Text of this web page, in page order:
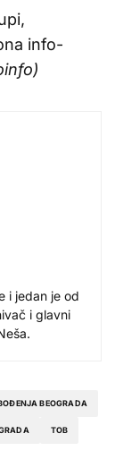
info-
i jedan je od
i glavni
BEOGRADA
TOB